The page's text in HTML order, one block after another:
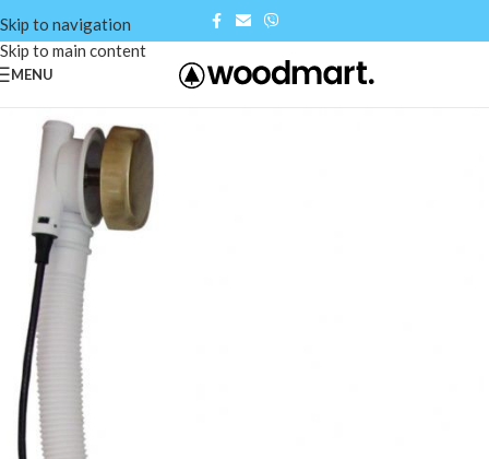
Skip to navigation
Skip to main content
MENU